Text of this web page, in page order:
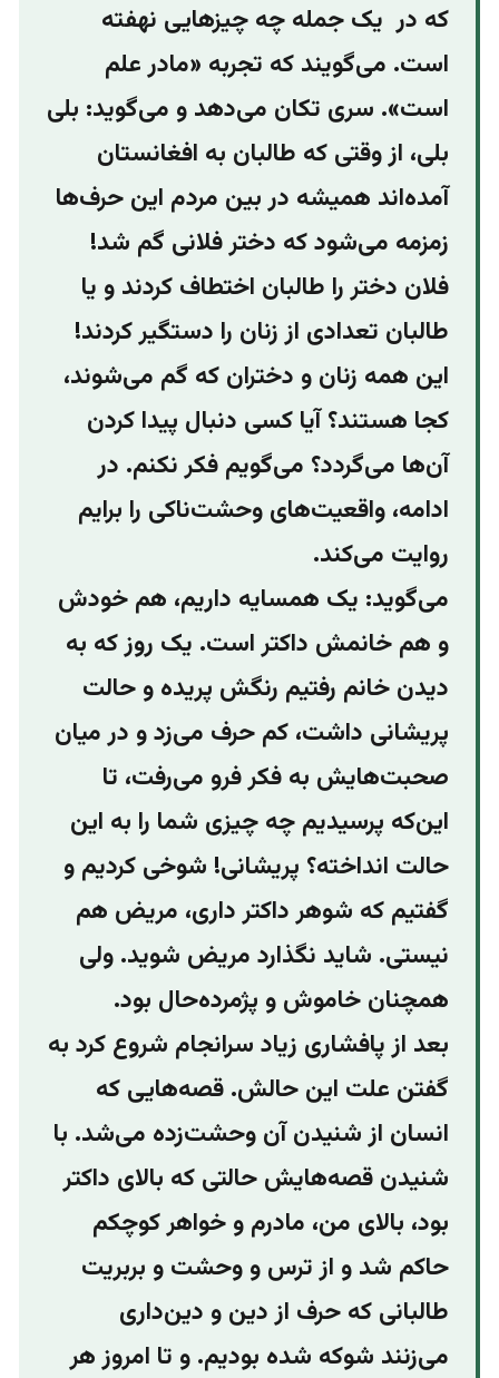
که در یک جمله چه چیزهایی نهفته
است. می‌گویند که تجربه «مادر علم
است». سری تکان می‌دهد و می‌گوید: بلی
بلی، از وقتی که طالبان به افغانستان
آمده‌اند همیشه در بین مردم این حرف‌ها
زمزمه می‌شود که دختر فلانی گم شد!
فلان دختر را طالبان اختطاف کردند و یا
طالبان تعدادی از زنان را دستگیر کردند!
این همه زنان و دختران که گم می‌شوند،
کجا هستند؟ آیا کسی دنبال پیدا کردن
آن‌ها می‌گردد؟ می‌گویم فکر نکنم. در
ادامه، واقعیت‌های وحشت‌ناکی را برایم
روایت می‌کند.
می‌گوید: یک همسایه داریم، هم خودش
و هم خانمش داکتر است. یک‌ روز که به
دیدن خانم رفتیم رنگش پریده و حالت
پریشانی داشت، کم حرف می‌زد و در میان
صحبت‌هایش به فکر فرو می‌رفت، تا
این‌که پرسیدیم چه چیزی شما را به این
حالت انداخته؟ پریشانی! شوخی کردیم و
گفتیم که شوهر داکتر داری، مریض هم
نیستی. شاید نگذارد مریض شوید. ولی
همچنان خاموش و پژمرده‌حال بود.
بعد از پافشاری زیاد سرانجام شروع کرد به
گفتن علت این حالش. قصه‌هایی که
انسان از شنیدن آن وحشت‌زده می‌شد. با
شنیدن قصه‌هایش حالتی که بالای داکتر
بود، بالای من، مادرم و خواهر کوچکم
حاکم شد و از ترس و وحشت و بربریت
طالبانی که حرف از دین و دین‌داری
می‌زنند شوکه شده بودیم. و تا امروز هر